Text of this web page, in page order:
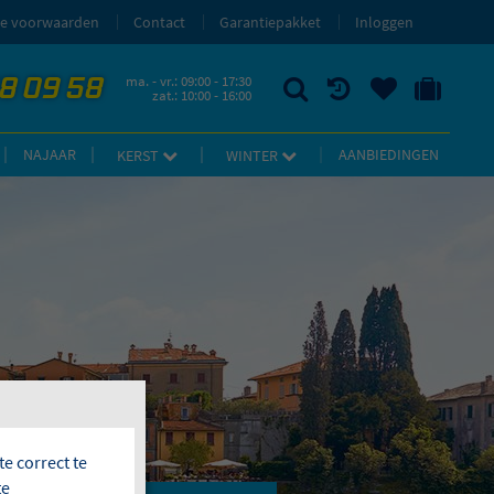
09 58 ma. - vr.: 09:00 - 17:30
zat.: 10:00 - 16:00 ZOEKEN UW BEWAARDE REIZEN
NAJAAR KERST WINTER AANBIEDINGEN
voorwaarden Contact Garantiepakket Inloggen
correct te